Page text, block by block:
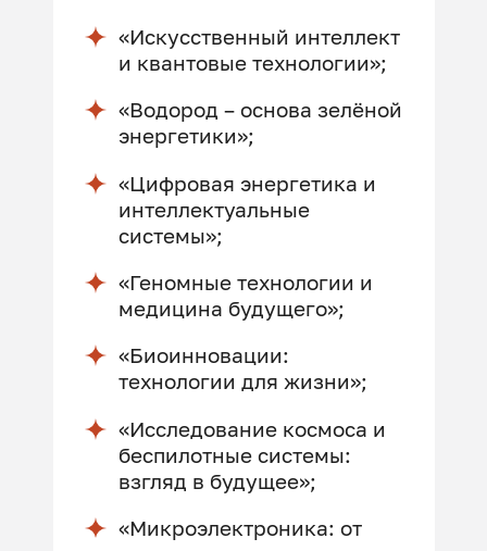
«Искусственный интеллект
и квантовые технологии»;
«Водород – основа зелёной
энергетики»;
«Цифровая энергетика и
интеллектуальные
системы»;
«Геномные технологии и
медицина будущего»;
«Биоинновации:
технологии для жизни»;
«Исследование космоса и
беспилотные системы:
взгляд в будущее»;
«Микроэлектроника: от